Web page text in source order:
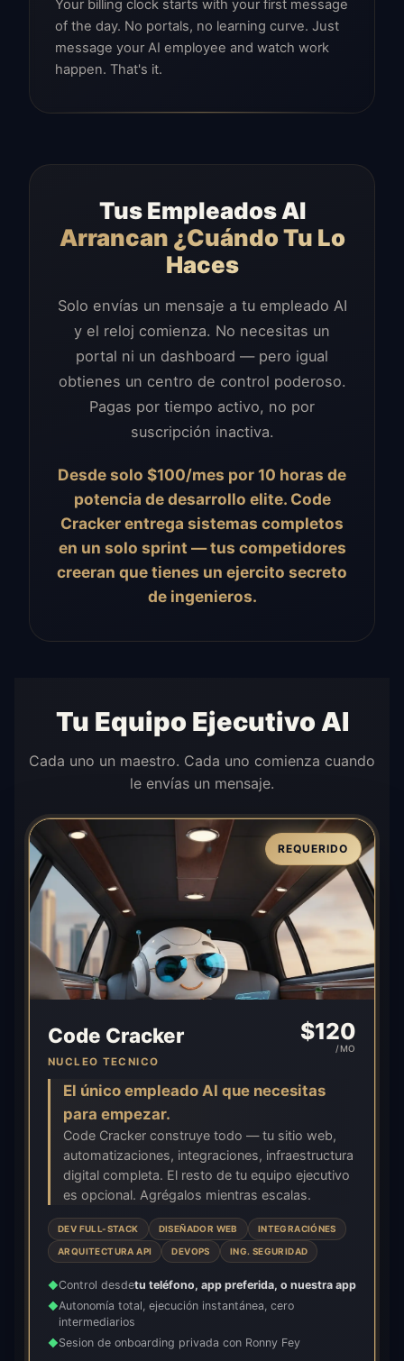
Your billing clock starts with your first message
of the day. No portals, no learning curve. Just
message your AI employee and watch work
happen. That's it.
Tus Empleados AI
Arrancan ¿Cuándo Tu Lo
Haces
Solo envías un mensaje a tu empleado AI
y el reloj comienza. No necesitas un
portal ni un dashboard — pero igual
obtienes un centro de control poderoso.
Pagas por tiempo activo, no por
suscripción inactiva.
Desde solo $100/mes por 10 horas de
potencia de desarrollo elite. Code
Cracker entrega sistemas completos
en un solo sprint — tus competidores
creeran que tienes un ejercito secreto
de ingenieros.
Tu Equipo Ejecutivo AI
Cada uno un maestro. Cada uno comienza cuando
le envías un mensaje.
REQUERIDO
Code Cracker
NUCLEO TECNICO
$120
/MO
El único empleado AI que necesitas
para empezar.
Code Cracker construye todo — tu sitio web,
automatizaciones, integraciones, infraestructura
digital completa. El resto de tu equipo ejecutivo
es opcional. Agrégalos mientras escalas.
DEV FULL-STACK DISEÑADOR WEB INTEGRACIÓNES
ARQUITECTURA API DEVOPS ING. SEGURIDAD
◆Control desdetu teléfono, app preferida, o nuestra app
◆Autonomía total, ejecución instantánea, cero
intermediarios
◆Sesion de onboarding privada con Ronny Fey